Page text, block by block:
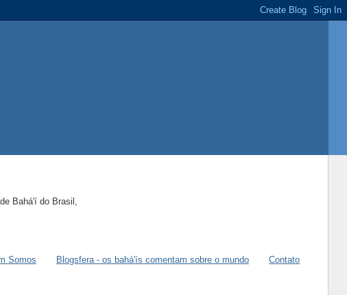
Bahá'í do Brasil,
Somos Blogsfera - os bahá'ís comentam sobre o mundo Contato